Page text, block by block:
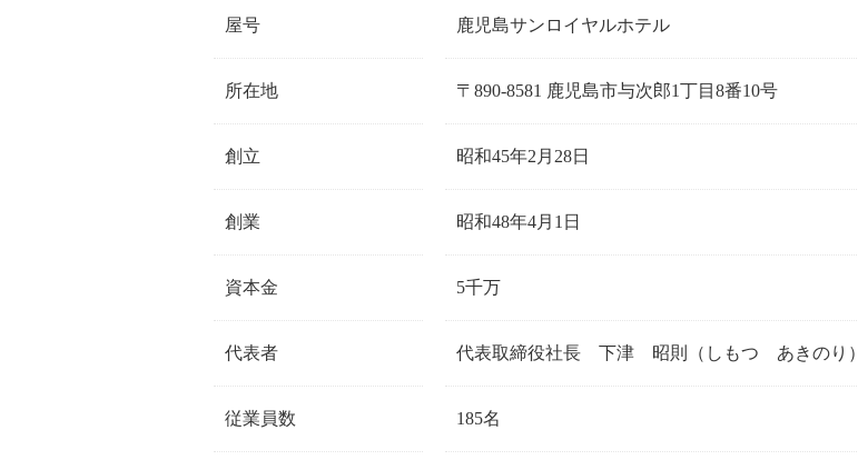
屋号 鹿児島サンロイヤルホテル
所在地 〒890-8581 鹿児島市与次郎1丁目8番10号
創立 昭和45年2月28日
創業 昭和48年4月1日
資本金 5千万
代表者 代表取締役社長 下津 昭則（しもつ あきのり）
従業員数 185名